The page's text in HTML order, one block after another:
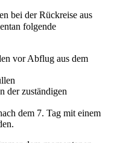
bei der Rückreise aus
folgende
vor Abflug aus dem
der zuständigen
dem 7. Tag mit einem